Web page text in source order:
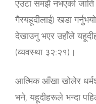
एउटा समझै नभएको जाति
गैरयहूदीलाई) खडा
देखाउनु भएर उहाँले
(व्यवस्था ३२:२१)।
आत्मिक आँखा खोलेर
भने, यहूदीहरूले भन्दा